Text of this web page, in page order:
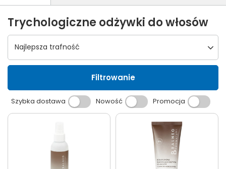
Trychologiczne odżywki do włosów
Wybierz sortowanie
Najlepsza trafność
Filtrowanie
Szybka dostawa Nowość Promocja